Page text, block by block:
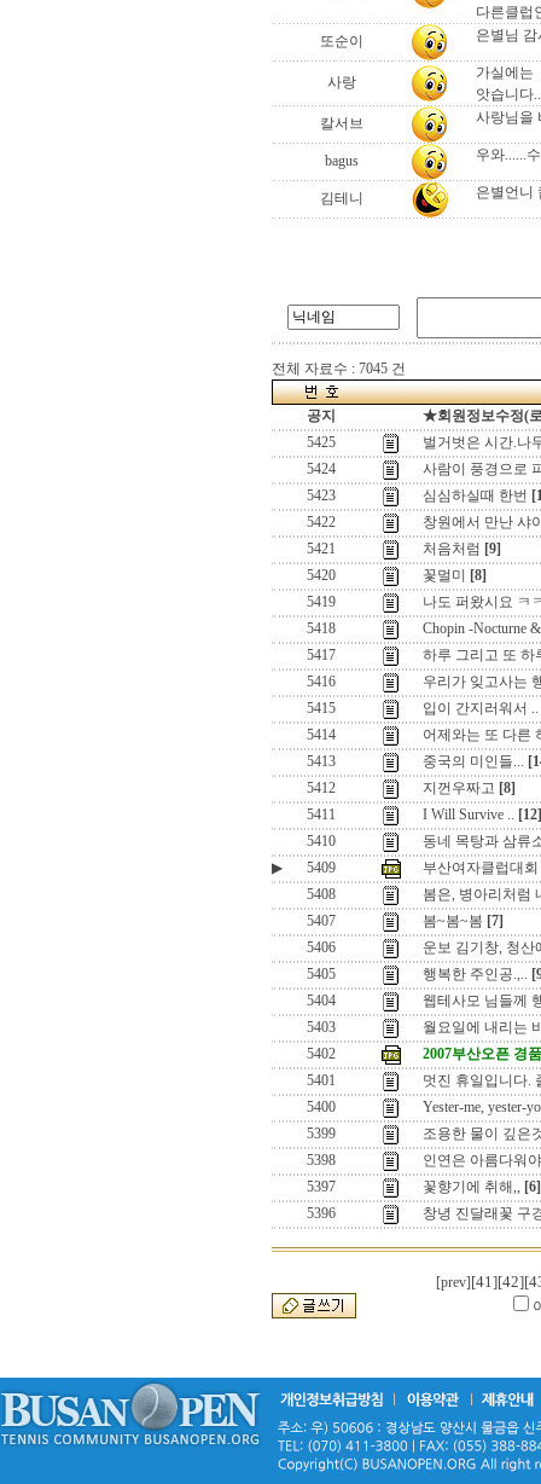
다른클럽
또순이
은별님
사랑
가실에는
앗습니다
칼서브
사랑님을
bagus 우와......
김테니 은별언니
전체 자료수 : 7045 건
공지
★회원정보수정(
5425
벌거벗은 시간.나
5424
사람이 풍경으로
5423
심심하실때 한번
5422
창원에서 만난 샤
5421
처음처럼 [9]
5420
꽃멀미
[8]
5419
나도 퍼왔시요 ㅋ
5418
Chopin -Nocturne
5417
하루 그리고 또 하
5416
우리가 잊고사는
5415
입이 간지러워서 ..
5414
어제와는 또 다른
5413
중국의 미인들...
5412
지껀우짜고 [8]
5411
I Will Survive .. [12]
5410
동네 목탕과 삼류
▶
5409
부산여자클럽대
5408
봄은, 병아리처럼
5407
봄~봄~봄 [7]
5406
운보 김기창, 청산
5405
행복한 주인공.,..
5404
웹테사모 님들께
5403
월요일에 내리는
5402
2007부산오픈 경
5401
멋진 휴일입니다.
5400
Yester-me, yester-
5399
조용한 물이 깊은
5398
인연은 아름다워
5397
꽃향기에 취해,, [6]
5396
창녕 진달래꽃 구
[prev] [41][42]